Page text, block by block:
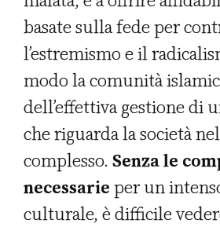
basate sulla fede per
l’estremismo e il
modo la comunità
dell’effettiva gestione di
che riguarda la società
complesso. Senza le
necessarie per un
culturale, è difficile